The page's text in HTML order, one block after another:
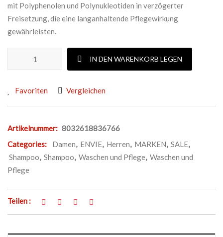
mit Polyphenolen und Polynukleotiden in verzögerter
Freisetzung, die eine langanhaltende Pflegewirkung
gewährleisten.
ENVIE TRICO-HYAL NORMALIZING SHAMPOO Menge
IN DEN WARENKORB LEGEN
Favoriten Vergleichen
Artikelnummer: 8032618836766
Categories:
Damen, ENVIE, Herren, MARKEN, SALE,
Shampoo, Shampoo, Waschen und Pflege, Waschen und
Pflege
Teilen :